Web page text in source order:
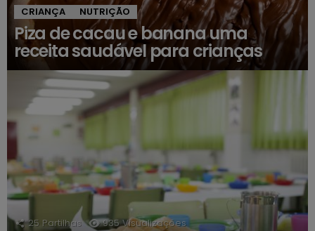
CRIANÇA
NUTRIÇÃO
Piza de cacau e banana uma
receita saudável para crianças
25 Partilhas 935 Visualizações